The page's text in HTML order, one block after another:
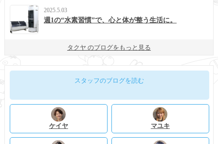
2025.5.03
週1の“水素習慣”で、心と体が整う生活に。
タクヤ のブログをもっと見る
スタッフのブログを読む
ケイヤ マユキ